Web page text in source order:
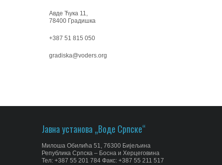
Авде Ћука 11,
78400 Градишка
+387 51 815 050
gradiska@voders.org
Јавна установа „Воде Српске“
Милоша Обилића 51, 76300 Бијељина
Република Српска – Босна и Херцеговина
Тел: +387 55 201 784 Факс: +387 55 211 517